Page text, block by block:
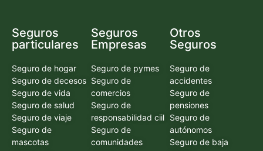
Seguros
particulares
Seguro de hogar
Seguro de decesos
Seguro de vida
Seguro de salud
Seguro de viaje
Seguro de
mascotas
Seguros
Empresas
Seguro de pymes
Seguro de
comercios
Seguro de
responsabilidad ciil
Seguro de
comunidades
Otros
Seguros
Seguro de
accidentes
Seguro de
pensiones
Seguro de
autónomos
Seguro de baja